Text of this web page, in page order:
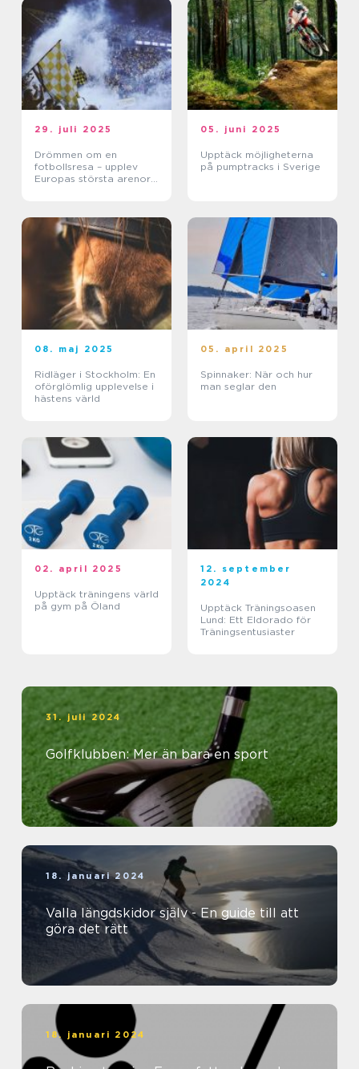
29. juli 2025
Drömmen om en
fotbollsresa – upplev
Europas största arenor
05. juni 2025
Upptäck möjligheterna
på pumptracks i Sverige
08. maj 2025
Ridläger i Stockholm: En
oförglömlig upplevelse i
hästens värld
05. april 2025
Spinnaker: När och hur
man seglar den
02. april 2025
Upptäck träningens värld
på gym på Öland
12. september
2024
Upptäck Träningsoasen
Lund: Ett Eldorado för
Träningsentusiaster
31. juli 2024
Golfklubben: Mer än bara en sport
18. januari 2024
Valla längdskidor själv - En guide till att
göra det rätt
18. januari 2024